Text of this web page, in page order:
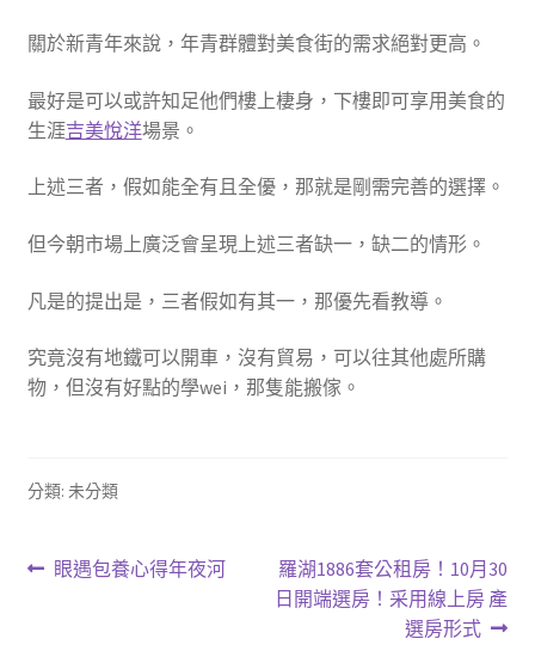
關於新青年來說，年青群體對美食街的需求絕對更高。
最好是可以或許知足他們樓上棲身，下樓即可享用美食的
生涯吉美悅洋場景。
上述三者，假如能全有且全優，那就是剛需完善的選擇。
但今朝市場上廣泛會呈現上述三者缺一，缺二的情形。
凡是的提出是，三者假如有其一，那優先看教導。
究竟沒有地鐵可以開車，沒有貿易，可以往其他處所購
物，但沒有好點的學wei，那隻能搬傢。
分類: 未分類
文上
眼遇包養心得年夜河
下
一
羅湖1886套公租房！10月30
日開端選房！采用線上房 產
選房形式